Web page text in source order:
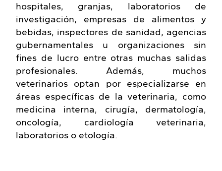
hospitales, granjas, laboratorios de
investigación, empresas de alimentos y
bebidas, inspectores de sanidad, agencias
gubernamentales u organizaciones sin
fines de lucro entre otras muchas salidas
profesionales. Además, muchos
veterinarios optan por especializarse en
áreas específicas de la veterinaria, como
medicina interna, cirugía, dermatología,
oncología, cardiología veterinaria,
laboratorios o etología.